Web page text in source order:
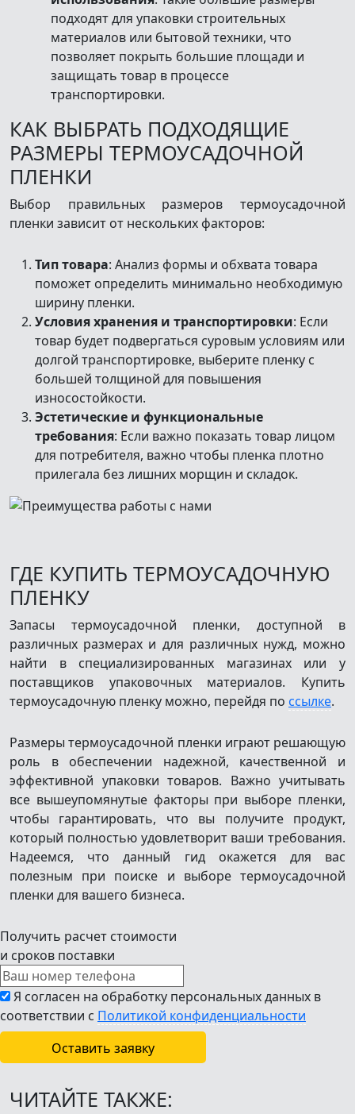
подходят для упаковки строительных
материалов или бытовой техники, что
позволяет покрыть большие площади и
защищать товар в процессе
транспортировки.
КАК ВЫБРАТЬ ПОДХОДЯЩИЕ
РАЗМЕРЫ ТЕРМОУСАДОЧНОЙ
ПЛЕНКИ
Выбор правильных размеров термоусадочной
пленки зависит от нескольких факторов:
Тип товара: Анализ формы и обхвата товара
поможет определить минимально необходимую
ширину пленки.
Условия хранения и транспортировки: Если
товар будет подвергаться суровым условиям или
долгой транспортировке, выберите пленку с
большей толщиной для повышения
износостойкости.
Эстетические и функциональные
требования: Если важно показать товар лицом
для потребителя, важно чтобы пленка плотно
прилегала без лишних морщин и складок.
ГДЕ КУПИТЬ ТЕРМОУСАДОЧНУЮ
ПЛЕНКУ
Запасы термоусадочной пленки, доступной в
различных размерах и для различных нужд, можно
найти в специализированных магазинах или у
поставщиков упаковочных материалов. Купить
термоусадочную пленку можно, перейдя по ссылке.
Размеры термоусадочной пленки играют решающую
роль в обеспечении надежной, качественной и
эффективной упаковки товаров. Важно учитывать
все вышеупомянутые факторы при выборе пленки,
чтобы гарантировать, что вы получите продукт,
который полностью удовлетворит ваши требования.
Надеемся, что данный гид окажется для вас
полезным при поиске и выборе термоусадочной
пленки для вашего бизнеса.
Получить расчет стоимости
и сроков поставки
Я согласен на обработку персональных данных в
соответствии с Политикой конфиденциальности
Оставить заявку
ЧИТАЙТЕ ТАКЖЕ: